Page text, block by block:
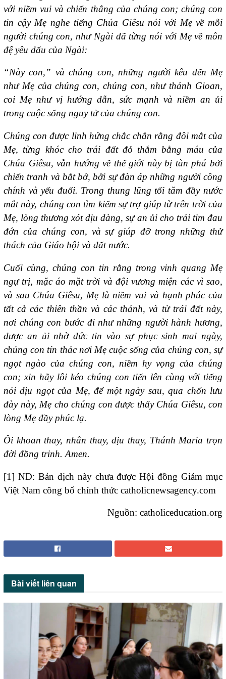
với niềm vui và chiến thắng của chúng con; chúng con
tin cậy Mẹ nghe tiếng Chúa Giêsu nói với Mẹ về mỗi
người chúng con, như Ngài đã từng nói với Mẹ về môn
đệ yêu dấu của Ngài:
“Này con,” và chúng con, những người kêu đến Mẹ
như Mẹ của chúng con, chúng con, như thánh Gioan,
coi Mẹ như vị hướng dẫn, sức mạnh và niềm an ủi
trong cuộc sống nguy tử của chúng con.
Chúng con được linh hứng chắc chắn rằng đôi mắt của
Mẹ, từng khóc cho trái đất đỏ thắm bằng máu của
Chúa Giêsu, vẫn hướng về thế giới này bị tàn phá bởi
chiến tranh và bắt bớ, bởi sự đàn áp những người công
chính và yếu đuối. Trong thung lũng tối tăm đầy nước
mắt này, chúng con tìm kiếm sự trợ giúp từ trên trời của
Mẹ, lòng thương xót dịu dàng, sự an ủi cho trái tim đau
đớn của chúng con, và sự giúp đỡ trong những thử
thách của Giáo hội và đất nước.
Cuối cùng, chúng con tin rằng trong vinh quang Mẹ
ngự trị, mặc áo mặt trời và đội vương miện các vì sao,
và sau Chúa Giêsu, Mẹ là niềm vui và hạnh phúc của
tất cả các thiên thần và các thánh, và từ trái đất này,
nơi chúng con bước đi như những người hành hương,
được an ủi nhờ đức tin vào sự phục sinh mai ngày,
chúng con tín thác nơi Mẹ cuộc sống của chúng con, sự
ngọt ngào của chúng con, niềm hy vọng của chúng
con; xin hãy lôi kéo chúng con tiến lên cùng với tiếng
nói dịu ngọt của Mẹ, để một ngày sau, qua chốn lưu
đày này, Mẹ cho chúng con được thấy Chúa Giêsu, con
lòng Mẹ đầy phúc lạ.
Ôi khoan thay, nhân thay, dịu thay, Thánh Maria trọn
đời đồng trinh. Amen.
[1] ND: Bản dịch này chưa được Hội đồng Giám mục
Việt Nam công bố chính thức catholicnewsagency.com
Nguồn: catholiceducation.org
Bài viết liên quan